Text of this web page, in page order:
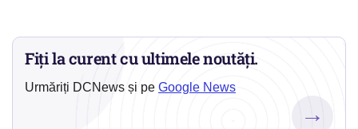
Fiți la curent cu ultimele noutăți.
Urmăriți DCNews și pe Google News
→